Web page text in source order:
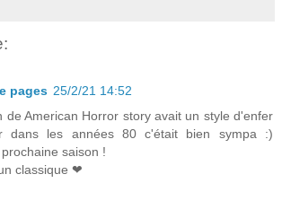
pages 25/2/21 14:52
de American Horror story avait un style d'enfer
dans les années 80 c'était bien sympa :)
saison !
classique ❤